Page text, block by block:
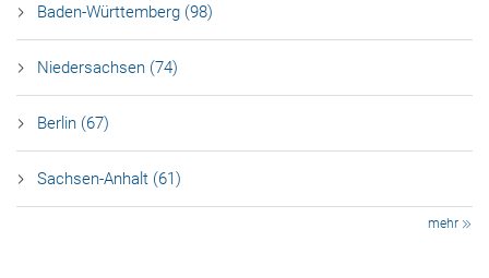
Baden-Württemberg (98)
Niedersachsen (74)
Berlin (67)
Sachsen-Anhalt (61)
mehr